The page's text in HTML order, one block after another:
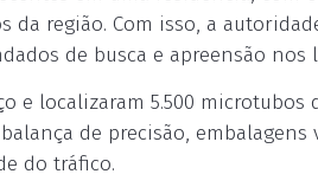
da região. Com isso, a
de busca e apreensão nos
e localizaram 5.500 microtubos
de precisão,
do tráfico.